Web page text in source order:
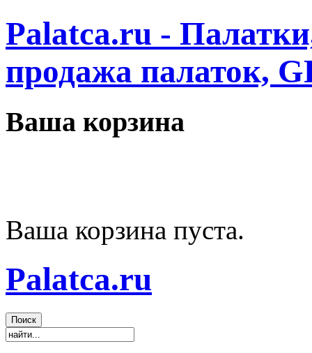
Palatca.ru -
продажа палаток,
Ваша корзина
Ваша корзина пуста.
Palatca.ru